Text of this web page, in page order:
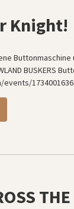
Knight!